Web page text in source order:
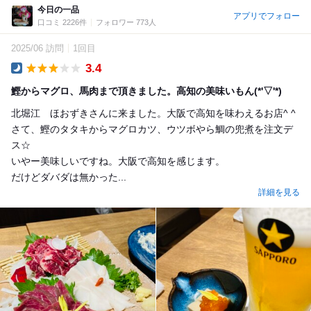
今日の一品
口コミ 2226件 フォロワー 773人
アプリでフォロー
2025/06 訪問 1回目
3.4
鰹からマグロ、馬肉まで頂きました。高知の美味いもん(*'▽'*)
北堀江 ほおずきさんに来ました。大阪で高知を味わえるお店^ ^
さて、鰹のタタキからマグロカツ、ウツボやら鯛の兜煮を注文デ
ス☆
いやー美味しいですね。大阪で高知を感じます。
だけどダバダは無かった...
詳細を見る